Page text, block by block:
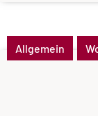
Allgemein